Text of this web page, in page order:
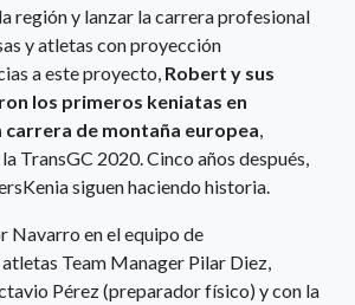
región y lanzar la carrera profesional
y atletas con proyección
a este proyecto, Robert y sus
los primeros keniatas en
carrera de montaña europea
TransGC 2020. Cinco años después,
siguen haciendo historia.
en el equipo de
Team Manager Pilar Diez,
Pérez (preparador físico) y con la